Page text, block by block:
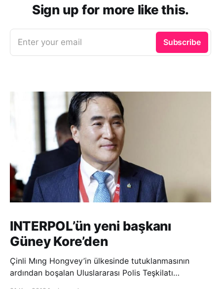
Sign up for more like this.
Enter your email Subscribe
INTERPOL’ün yeni başkanı
Güney Kore’den
Çinli Mıng Hongvey’in ülkesinde tutuklanmasının
ardından boşalan Uluslararası Polis Teşkilatı